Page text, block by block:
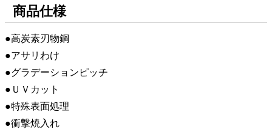
商品仕様
●高炭素刃物鋼
●アサリわけ
●グラデーションピッチ
●ＵＶカット
●特殊表面処理
●衝撃焼入れ